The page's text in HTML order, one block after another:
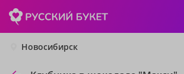
Новосибирск